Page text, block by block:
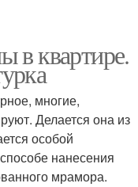
в квартире.
многие,
Делается она из
особой
нанесения
мрамора.